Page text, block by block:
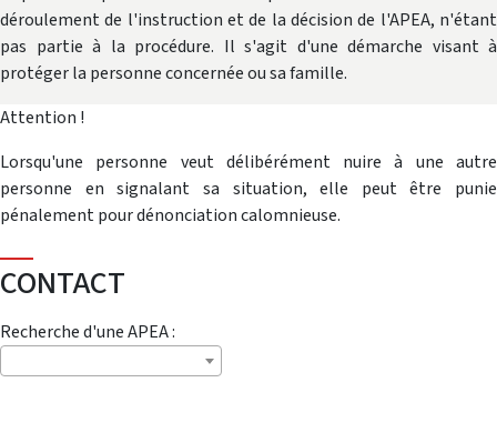
déroulement de l'instruction et de la décision de l'APEA, n'étant
pas partie à la procédure. Il s'agit d'une démarche visant à
protéger la per­sonne concernée ou sa famille.
Attention !
Lorsqu'une personne veut délibérément nuire à une autre
personne en signalant sa situation, elle peut être punie
pénalement pour dénonciation calomnieuse.
CONTACT
Recherche d'une APEA :